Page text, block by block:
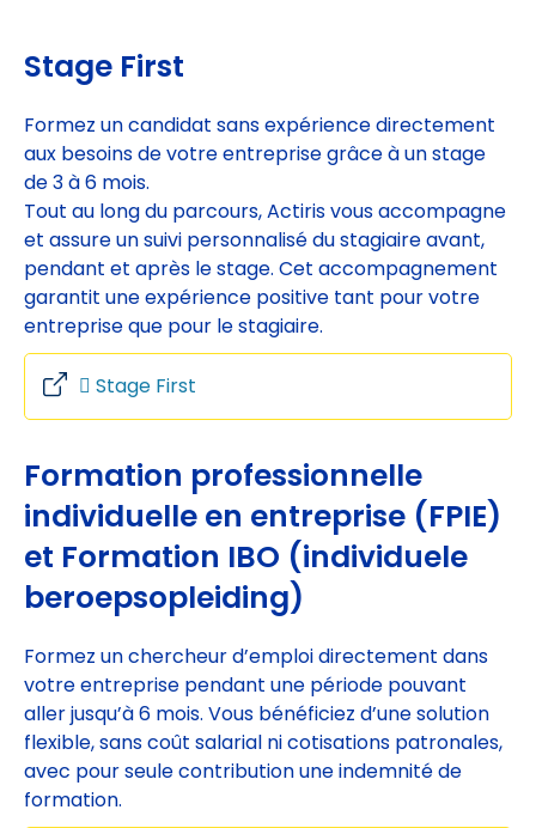
Stage First
Formez un candidat sans expérience directement
aux besoins de votre entreprise grâce à un stage
de 3 à 6 mois.
Tout au long du parcours, Actiris vous accompagne
et assure un suivi personnalisé du stagiaire avant,
pendant et après le stage. Cet accompagnement
garantit une expérience positive tant pour votre
entreprise que pour le stagiaire.
Stage First
Formation professionnelle
individuelle en entreprise (FPIE)
et Formation IBO (individuele
beroepsopleiding)
Formez un chercheur d’emploi directement dans
votre entreprise pendant une période pouvant
aller jusqu’à 6 mois. Vous bénéficiez d’une solution
flexible, sans coût salarial ni cotisations patronales,
avec pour seule contribution une indemnité de
formation.